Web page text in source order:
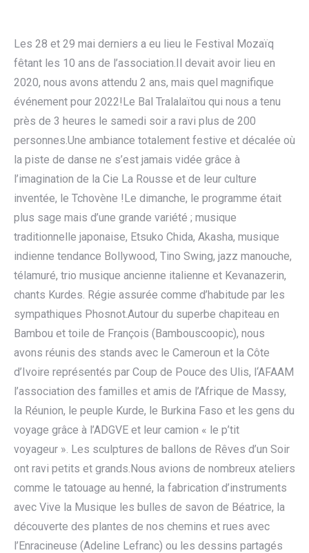
Les 28 et 29 mai derniers a eu lieu le Festival Mozaïq
fêtant les 10 ans de l’association.Il devait avoir lieu en
2020, nous avons attendu 2 ans, mais quel magnifique
événement pour 2022!Le Bal Tralalaïtou qui nous a tenu
près de 3 heures le samedi soir a ravi plus de 200
personnes.Une ambiance totalement festive et décalée où
la piste de danse ne s’est jamais vidée grâce à
l’imagination de la Cie La Rousse et de leur culture
inventée, le Tchovène !Le dimanche, le programme était
plus sage mais d’une grande variété ; musique
traditionnelle japonaise, Etsuko Chida, Akasha, musique
indienne tendance Bollywood, Tino Swing, jazz manouche,
télamuré, trio musique ancienne italienne et Kevanazerin,
chants Kurdes. Régie assurée comme d’habitude par les
sympathiques Phosnot.Autour du superbe chapiteau en
Bambou et toile de François (Bambouscoopic), nous
avons réunis des stands avec le Cameroun et la Côte
d’Ivoire représentés par Coup de Pouce des Ulis, l‘AFAAM
l’association des familles et amis de l’Afrique de Massy,
la Réunion, le peuple Kurde, le Burkina Faso et les gens du
voyage grâce à l’ADGVE et leur camion « le p’tit
voyageur ». Les sculptures de ballons de Rêves d’un Soir
ont ravi petits et grands.Nous avions de nombreux ateliers
comme le tatouage au henné, la fabrication d’instruments
avec Vive la Musique les bulles de savon de Béatrice, la
découverte des plantes de nos chemins et rues avec
l’Enracineuse (Adeline Lefranc) ou les dessins partagés